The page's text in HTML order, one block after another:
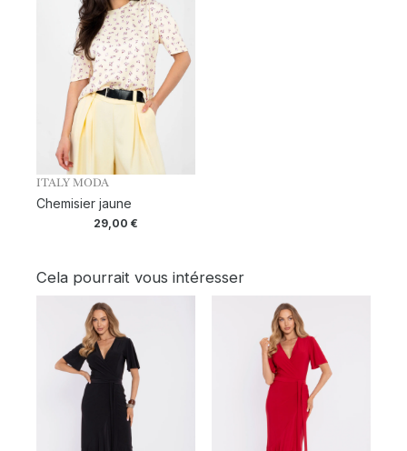
ITALY MODA
Chemisier jaune
29,00€
Cela pourrait vous intéresser